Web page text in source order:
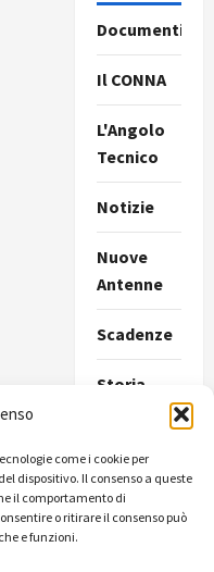
come i cookie per
dispositivo. Il consenso a queste
il comportamento di
o ritirare il consenso può
e funzioni.
Documenti
Il CONNA
L'Angolo
Tecnico
Notizie
Nuove
Antenne
Scadenze
Storia
Ultimissime